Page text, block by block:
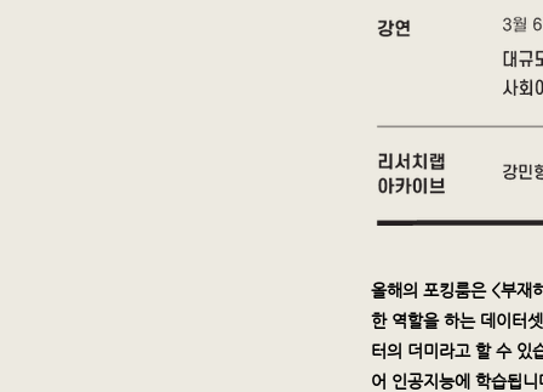
올해의 포킹룸은 <부재
한 역할을 하는 데이터
터의 더미라고 할 수 있
어 인공지능에 학습됩